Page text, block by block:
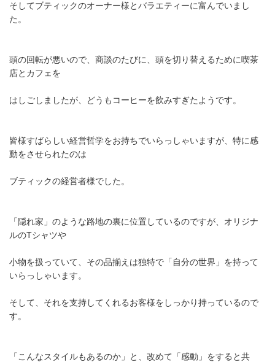
そしてブティックのオーナー様とバラエティーに富んでいまし
た。
頭の回転が悪いので、商談のたびに、頭を切り替えるために喫茶
店とカフェを
はしごしましたが、どうもコーヒーを飲みすぎたようです。
皆様すばらしい経営哲学をお持ちでいらっしゃいますが、特に感
動をさせられたのは
ブティックの経営者様でした。
「隠れ家」のような路地の裏に位置しているのですが、オリジナ
ルのTシャツや
小物を扱っていて、その品揃えは独特で「自分の世界」を持って
いらっしゃいます。
そして、それを支持してくれるお客様をしっかり持っているので
す。
「こんなスタイルもあるのか」と、改めて「感動」をすると共